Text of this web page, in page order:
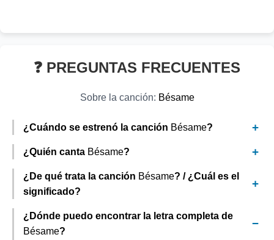
❓ PREGUNTAS FRECUENTES
Sobre la canción: Bésame
¿Cuándo se estrenó la canción Bésame?
¿Quién canta Bésame?
¿De qué trata la canción Bésame? / ¿Cuál es el
significado?
¿Dónde puedo encontrar la letra completa de
Bésame?